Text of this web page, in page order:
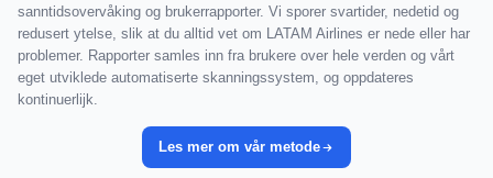
sanntidsovervåking og brukerrapporter. Vi sporer svartider, nedetid og
redusert ytelse, slik at du alltid vet om LATAM Airlines er nede eller har
problemer. Rapporter samles inn fra brukere over hele verden og vårt
eget utviklede automatiserte skanningssystem, og oppdateres
kontinuerlijk.
Les mer om vår metode